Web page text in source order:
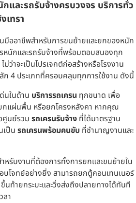
และรถรับจ้างครบวงจร บริการทั่ว
เทรา
ออาชีพสำหรับการขนย้ายและยกของหนัก
รหนักและรถรับจ้างที่พร้อมตอบสนองทุก
ว่าจะเป็นโปรเจกต์ก่อสร้างหรือโรงงาน
ก 4 ประเภทที่ครอบคลุมทุกการใช้งาน ดังนี้
นในด้าน บริการรถเครน ทุกขนาด เพื่อ
กแผ่นพื้น หรือยกโครงหลังคา หากคุณ
ศูนย์รวม รถเครนรับจ้าง ที่ได้มาตรฐาน
ป็น รถเครนพร้อมคนขับ ที่ชำนาญงานและ
หรับงานที่ต้องการทั้งการยกและขนย้ายใน
บโจทย์อย่างยิ่ง สามารถยกตู้คอนเทนเนอร์
นท้ายกระบะและวิ่งส่งถึงปลายทางได้ทันที
ลา